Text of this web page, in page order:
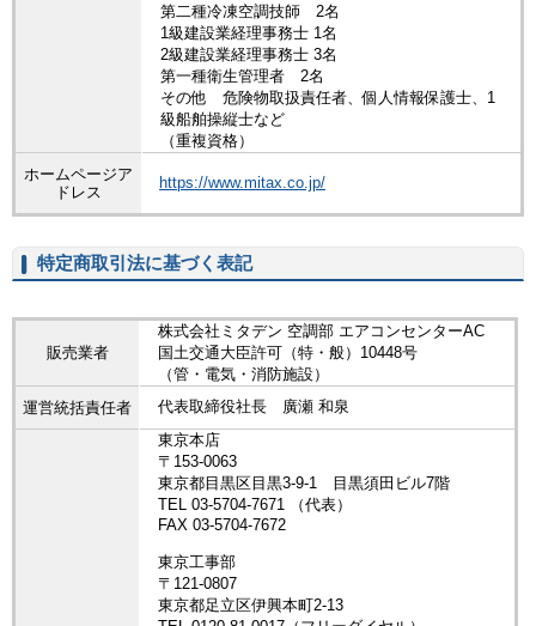
第二種冷凍空調技師 2名
1級建設業経理事務士 1名
2級建設業経理事務士 3名
第一種衛生管理者 2名
その他 危険物取扱責任者、個人情報保護士、1
級船舶操縦士など
（重複資格）
ホームページア
ドレス
https://www.mitax.co.jp/
特定商取引法に基づく表記
販売業者
株式会社ミタデン 空調部 エアコンセンターAC
国土交通大臣許可（特・般）10448号
（管・電気・消防施設）
運営統括責任者
代表取締役社長 廣瀬 和泉